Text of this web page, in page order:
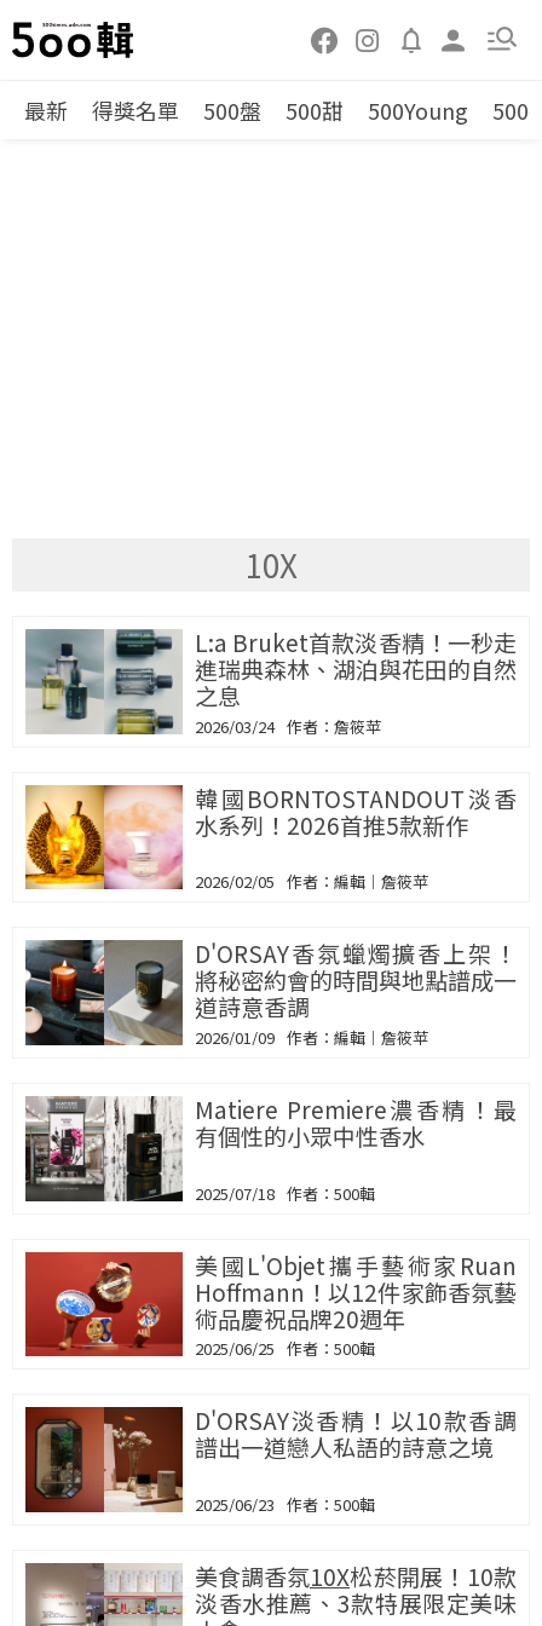
最新 得獎名單 500盤 500甜 500Young 500
10X
L:a Bruket首款淡香精！一秒走
進瑞典森林、湖泊與花田的自然
之息
2026/03/24 詹筱苹
韓國BORNTOSTANDOUT淡香
水系列！2026首推5款新作
2026/02/05 編輯｜詹筱苹
D'ORSAY香氛蠟燭擴香上架！
將秘密約會的時間與地點譜成一
道詩意香調
2026/01/09 編輯｜詹筱苹
Matiere Premiere濃香精！最
有個性的小眾中性香水
2025/07/18 500輯
美國L'Objet攜手藝術家Ruan
Hoffmann！以12件家飾香氛藝
術品慶祝品牌20週年
2025/06/25 500輯
D'ORSAY淡香精！以10款香調
譜出一道戀人私語的詩意之境
2025/06/23 500輯
美食調香氛10X松菸開展！10款
淡香水推薦、3款特展限定美味